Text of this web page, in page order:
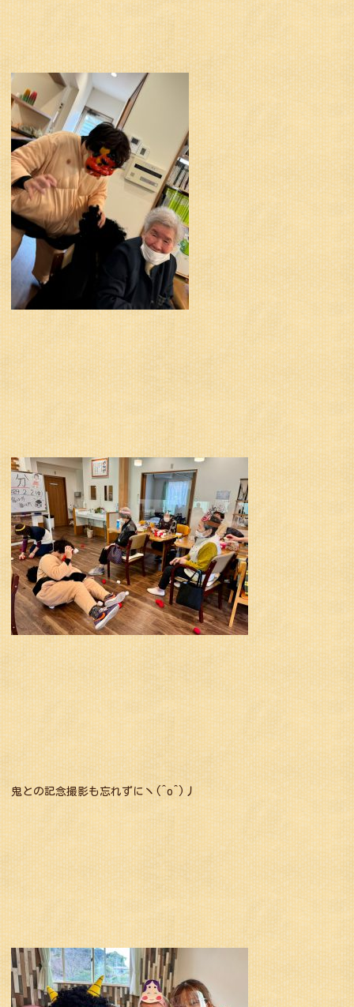
鬼との記念撮影も忘れずにヽ(^o^)丿